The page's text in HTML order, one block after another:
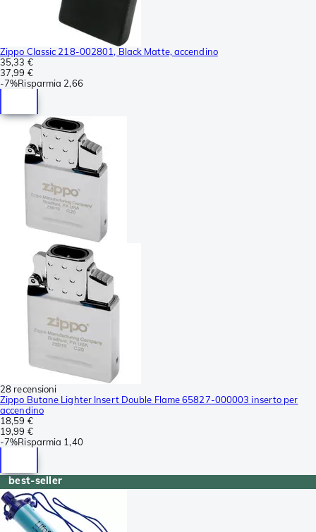
Zippo Classic 218-002801, Black Matte, accendino
35,33 €
37,99 €
-7%Risparmia 2,66
28 recensioni
Zippo Butane Lighter Insert Double Flame 65827-000003 inserto per
accendino
18,59 €
19,99 €
-7%Risparmia 1,40
best-seller